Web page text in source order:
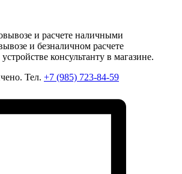
и расчете наличными
и безналичном расчете
консультанту в магазине.
Тел. +7 (985) 723-84-59